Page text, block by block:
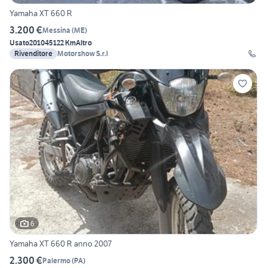
Yamaha XT 660 R
3.200 €Messina (ME)
Usato201045122 KmAltro
Rivenditore Motorshow S.r.l
6
Yamaha XT 660 R anno 2007
2.300 €Palermo(PA)